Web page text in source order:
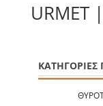
URMET